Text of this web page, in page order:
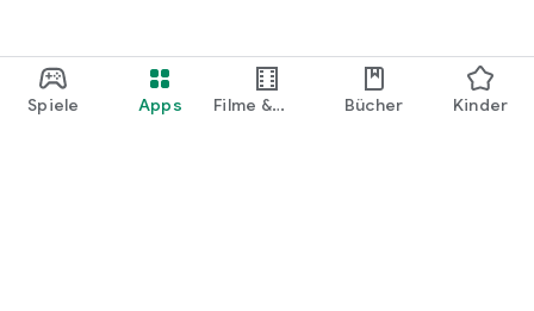
Spiele Apps
Filme &
Bücher Kinder